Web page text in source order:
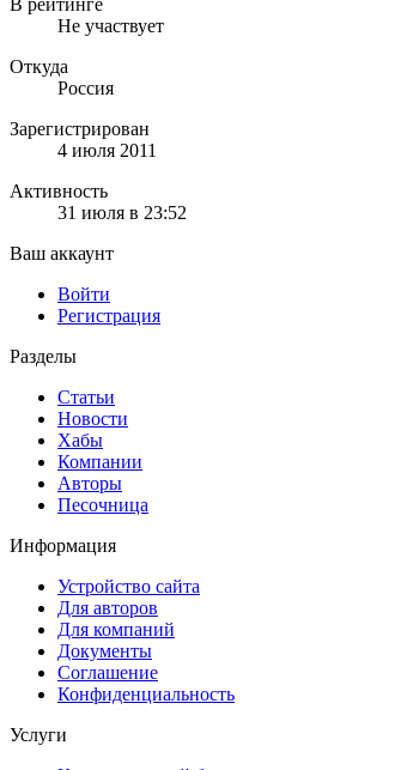
Не участвует
Откуда
Россия
Зарегистрирован
4 июля 2011
Активность
31 июля в 23:52
Ваш аккаунт
Войти
Регистрация
Разделы
Статьи
Новости
Хабы
Компании
Авторы
Песочница
Информация
Устройство сайта
Для авторов
Для компаний
Документы
Соглашение
Конфиденциальность
Услуги